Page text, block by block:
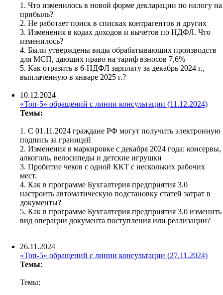
1. Что изменилось в новой форме декларации по налогу на
прибыль?
2. Не работает поиск в списках контрагентов и других
3. Изменения в кодах доходов и вычетов по НДФЛ. Что
изменилось?
4. Были утверждены виды обрабатывающих производств
для МСП, дающих право на тариф взносов 7,6%
5. Как отразить в 6-НДФЛ зарплату за декабрь 2024 г.,
выплаченную в январе 2025 г.?
10.12.2024
«Топ-5» обращений с линии консультации (11.12.2024)
Темы:
1. С 01.11.2024 граждане РФ могут получить электронную
подпись за границей
2. Изменения в маркировке с декабря 2024 года: консервы,
алкоголь, велосипеды и детские игрушки
3. Пробитие чеков с одной ККТ с нескольких рабочих
мест.
4. Как в программе Бухгалтерия предприятия 3.0
настроить автоматическую подстановку статей затрат в
документы?
5. Как в программе Бухгалтерия предприятия 3.0 изменить
вид операции документа поступления или реализации?
26.11.2024
«Топ-5» обращений с линии консультации (27.11.2024)
Темы:
Темы: